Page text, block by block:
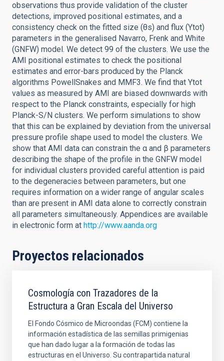
observations thus provide validation of the cluster
detections, improved positional estimates, and a
consistency check on the fitted size (θs) and flux (Ytot)
parameters in the generalised Navarro, Frenk and White
(GNFW) model. We detect 99 of the clusters. We use the
AMI positional estimates to check the positional
estimates and error-bars produced by the Planck
algorithms PowellSnakes and MMF3. We find that Ytot
values as measured by AMI are biased downwards with
respect to the Planck constraints, especially for high
Planck-S/N clusters. We perform simulations to show
that this can be explained by deviation from the universal
pressure profile shape used to model the clusters. We
show that AMI data can constrain the α and β parameters
describing the shape of the profile in the GNFW model
for individual clusters provided careful attention is paid
to the degeneracies between parameters, but one
requires information on a wider range of angular scales
than are present in AMI data alone to correctly constrain
all parameters simultaneously. Appendices are available
in electronic form at http://www.aanda.org
Proyectos relacionados
Cosmología con Trazadores de la
Estructura a Gran Escala del Universo
El Fondo Cósmico de Microondas (FCM) contiene la
información estadística de las semillas primigenias
que han dado lugar a la formación de todas las
estructuras en el Universo. Su contrapartida natural